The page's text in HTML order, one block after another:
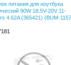
питания для ноутбука
90W 18.5V-20V 11-
4.62A (365421) (BUM-